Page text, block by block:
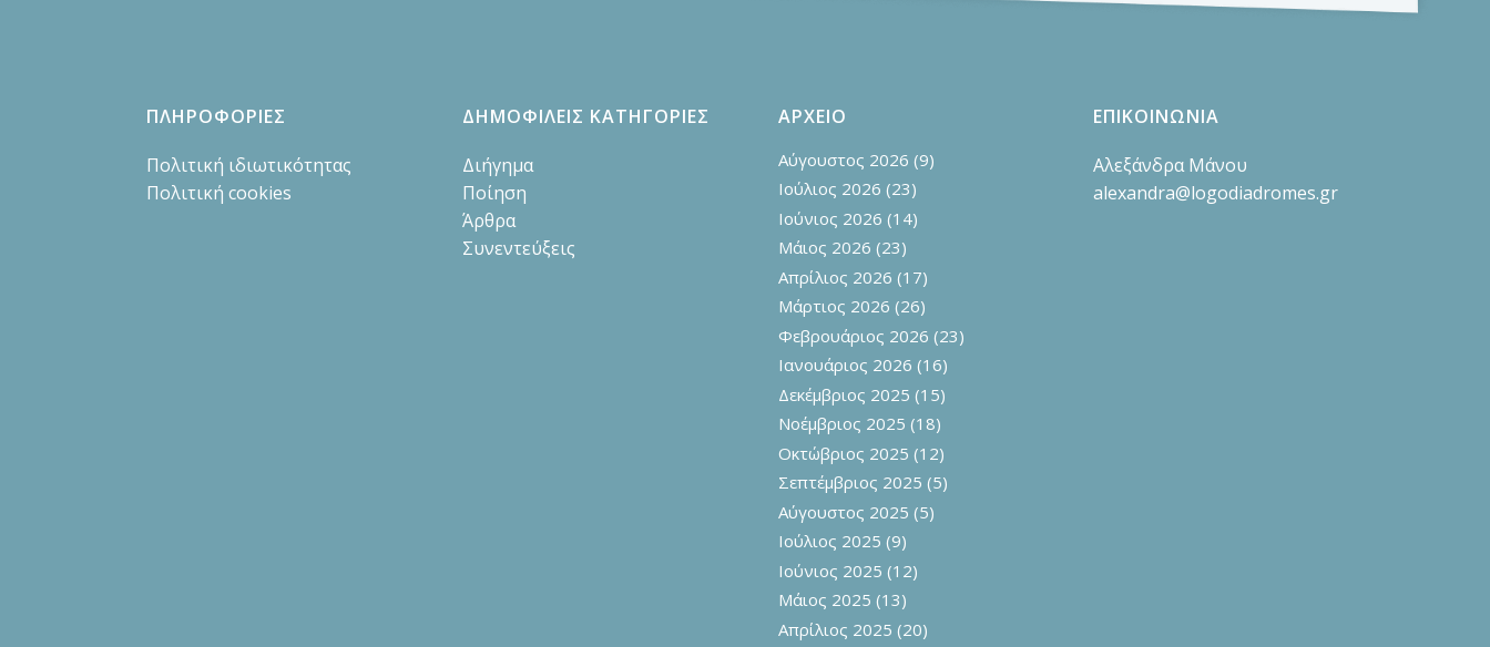
ΠΛΗΡΟΦΟΡΙΕΣ
Πολιτική ιδιωτικότητας
Πολιτική cookies
ΔΗΜΟΦΙΛΕΙΣ ΚΑΤΗΓΟΡΙΕΣ
Διήγημα
Ποίηση
Άρθρα
Συνεντεύξεις
ΑΡΧΕΙΟ
Αύγουστος 2026 (9)
Ιούλιος 2026 (23)
Ιούνιος 2026 (14)
Μάιος 2026 (23)
Απρίλιος 2026 (17)
Μάρτιος 2026 (26)
Φεβρουάριος 2026 (23)
Ιανουάριος 2026 (16)
Δεκέμβριος 2025 (15)
Νοέμβριος 2025 (18)
Οκτώβριος 2025 (12)
Σεπτέμβριος 2025 (5)
Αύγουστος 2025 (5)
Ιούλιος 2025 (9)
Ιούνιος 2025 (12)
Μάιος 2025 (13)
Απρίλιος 2025 (20)
ΕΠΙΚΟΙΝΩΝΙΑ
Αλεξάνδρα Μάνου
alexandra@logodiadromes.gr